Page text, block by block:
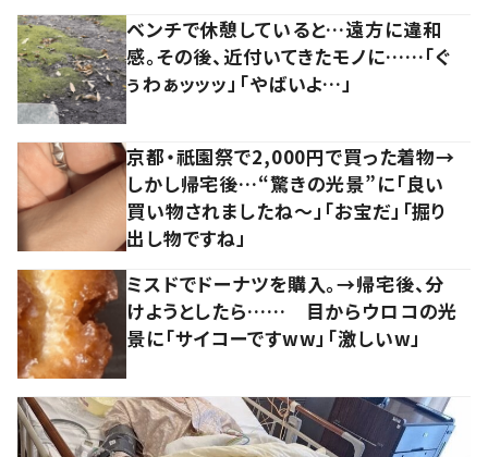
ベンチで休憩していると…遠方に違和
感。その後、近付いてきたモノに……「ぐ
ぅわぁッッッ」「やばいよ…」
京都・祇園祭で2,000円で買った着物→
しかし帰宅後…“驚きの光景”に「良い
買い物されましたね～」「お宝だ」「掘り
出し物ですね」
ミスドでドーナツを購入。→帰宅後、分
けようとしたら…… 目からウロコの光
景に「サイコーですww」「激しいw」